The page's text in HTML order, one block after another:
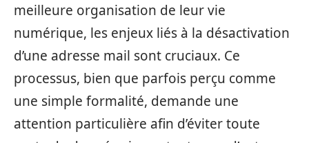
meilleure organisation de leur vie
numérique, les enjeux liés à la désactivation
d’une adresse mail sont cruciaux. Ce
processus, bien que parfois perçu comme
une simple formalité, demande une
attention particulière afin d’éviter toute